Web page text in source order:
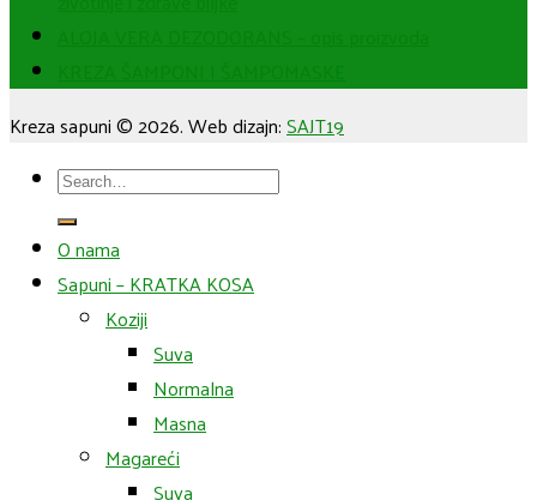
Kreza sapuni © 2026. Web dizajn:SAJT19
Search
for:
O nama
Sapuni – KRATKA KOSA
Koziji
Suva
Normalna
Masna
Magareći
Suva